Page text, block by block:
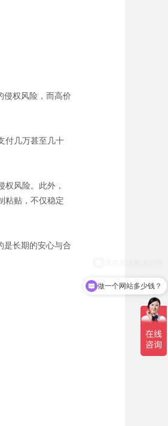
侵权风险，而高价
付几万甚至几十
权风险。此外，
粘贴，不仅稳定
是长期的安心与合
做一个网站多少钱？